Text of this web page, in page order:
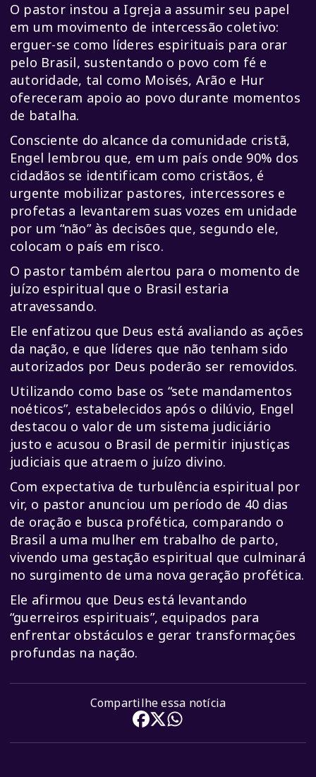
O pastor instou a Igreja a assumir seu papel
em um movimento de intercessão coletivo:
erguer-se como líderes espirituais para orar
pelo Brasil, sustentando o povo com fé e
autoridade, tal como Moisés, Arão e Hur
ofereceram apoio ao povo durante momentos
de batalha.
Consciente do alcance da comunidade cristã,
Engel lembrou que, em um país onde 90% dos
cidadãos se identificam como cristãos, é
urgente mobilizar pastores, intercessores e
profetas a levantarem suas vozes em unidade
por um “não” às decisões que, segundo ele,
colocam o país em risco.
O pastor também alertou para o momento de
juízo espiritual que o Brasil estaria
atravessando.
Ele enfatizou que Deus está avaliando as ações
da nação, e que líderes que não tenham sido
autorizados por Deus poderão ser removidos.
Utilizando como base os “sete mandamentos
noéticos”, estabelecidos após o dilúvio, Engel
destacou o valor de um sistema judiciário
justo e acusou o Brasil de permitir injustiças
judiciais que atraem o juízo divino.
Com expectativa de turbulência espiritual por
vir, o pastor anunciou um período de 40 dias
de oração e busca profética, comparando o
Brasil a uma mulher em trabalho de parto,
vivendo uma gestação espiritual que culminará
no surgimento de uma nova geração profética.
Ele afirmou que Deus está levantando
“guerreiros espirituais”, equipados para
enfrentar obstáculos e gerar transformações
profundas na nação.
Compartilhe essa notícia